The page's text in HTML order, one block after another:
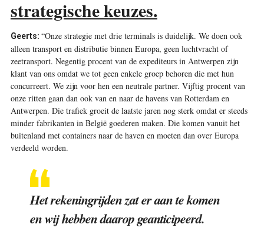
strategische keuzes.
Geerts: “Onze strategie met drie terminals is duidelijk. We doen ook
alleen transport en distributie binnen Europa, geen luchtvracht of
zeetransport. Negentig procent van de expediteurs in Antwerpen zijn
klant van ons omdat we tot geen enkele groep behoren die met hun
concurreert. We zijn voor hen een neutrale partner. Vijftig procent van
onze ritten gaan dan ook van en naar de havens van Rotterdam en
Antwerpen. Die trafiek groeit de laatste jaren nog sterk omdat er steeds
minder fabrikanten in België goederen maken. Die komen vanuit het
buitenland met containers naar de haven en moeten dan over Europa
verdeeld worden.
Het rekeningrijden zat er aan te komen
en wij hebben daarop geanticipeerd.